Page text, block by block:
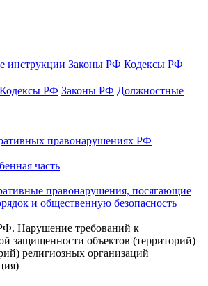
инструкции Законы РФ Кодексы РФ
Кодексы РФ Законы РФ Должностные
правонарушениях РФ
часть
правонарушения, посягающие
и общественную безопасность
Нарушение требований к
защищенности объектов (территорий)
религиозных организаций